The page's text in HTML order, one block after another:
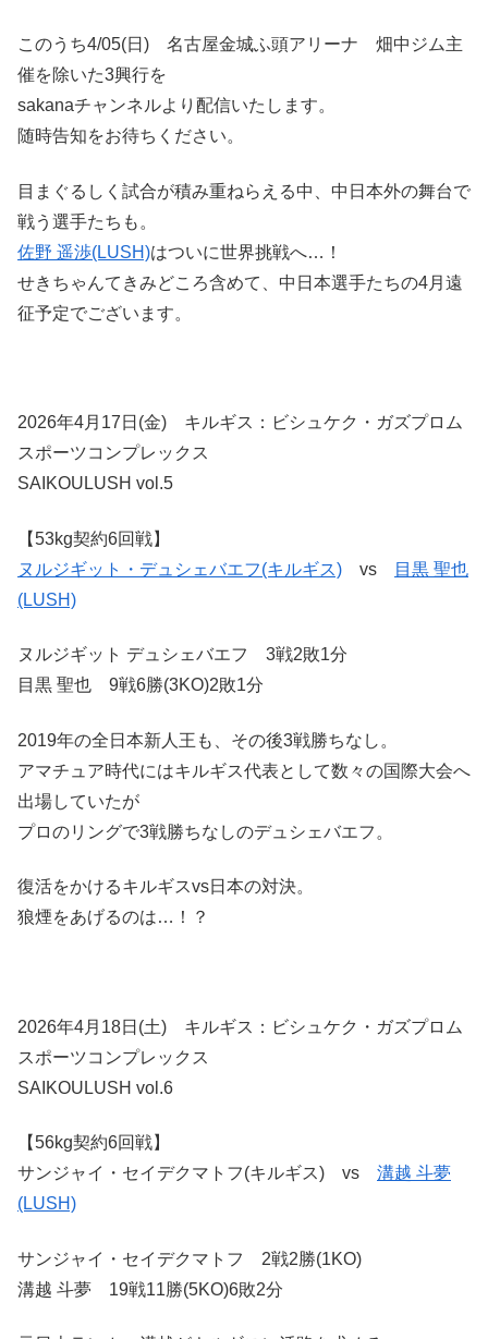
このうち4/05(日) 名古屋金城ふ頭アリーナ 畑中ジム主
催を除いた3興行を
sakanaチャンネルより配信いたします。
随時告知をお待ちください。
目まぐるしく試合が積み重ねらえる中、中日本外の舞台で
戦う選手たちも。
佐野 遥渉(LUSH)はついに世界挑戦へ…！
せきちゃんてきみどころ含めて、中日本選手たちの4月遠
征予定でございます。
2026年4月17日(金) キルギス：ビシュケク・ガズプロム
スポーツコンプレックス
SAIKOULUSH vol.5
【53kg契約6回戦】
ヌルジギット・デュシェバエフ(キルギス) vs
目黒 聖也
(LUSH)
ヌルジギット デュシェバエフ 3戦2敗1分
目黒 聖也 9戦6勝(3KO)2敗1分
2019年の全日本新人王も、その後3戦勝ちなし。
アマチュア時代にはキルギス代表として数々の国際大会へ
出場していたが
プロのリングで3戦勝ちなしのデュシェバエフ。
復活をかけるキルギスvs日本の対決。
狼煙をあげるのは…！？
2026年4月18日(土) キルギス：ビシュケク・ガズプロム
スポーツコンプレックス
SAIKOULUSH vol.6
【56kg契約6回戦】
サンジャイ・セイデクマトフ(キルギス) vs 溝越 斗夢
(LUSH)
サンジャイ・セイデクマトフ 2戦2勝(1KO)
溝越 斗夢 19戦11勝(5KO)6敗2分